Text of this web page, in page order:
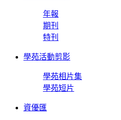
年報
期刊
特刊
學苑活動剪影
學苑相片集
學苑短片
資優匯